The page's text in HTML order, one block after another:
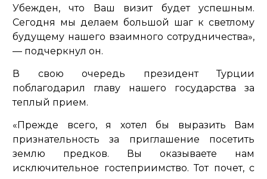
Убежден, что Ваш визит будет успешным.
Сегодня мы делаем большой шаг к светлому
будущему нашего взаимного сотрудничества»,
— подчеркнул он.
В свою очередь президент Турции
поблагодарил главу нашего государства за
теплый прием.
«Прежде всего, я хотел бы выразить Вам
признательность за приглашение посетить
землю предков. Вы оказываете нам
исключительное гостеприимство. Тот почет, с